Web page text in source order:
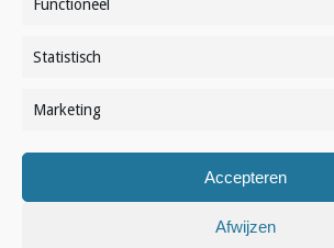
Functioneel
Statistisch
Marketing
Accepteren
Afwijzen
Contact
© Volleynews.be2026
Algemene voorwaarden|Privacy